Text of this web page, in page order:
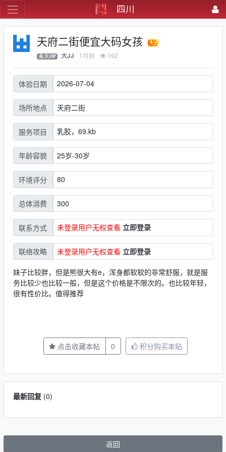
四川
天府二街便宜大码女孩
永.久VIP 大JJ 1月前 192
体验日期 2026-07-04
场所地点 天府二街
服务项目 乳胶，69.kb
年龄容貌 25岁-30岁
环境评分 80
总体消费 300
联系方式 未登录用户无权查看 立即登录
联络攻略 未登录用户无权查看 立即登录
妹子比较胖，但是熊很大有e，浑身都软软的非常舒服，就是服
务比较少也比较一般，但是这个价格是不限次的。也比较年轻，
很有性价比。值得推荐
点击收藏本帖 0 积分购买本贴
最新回复(0)
返回